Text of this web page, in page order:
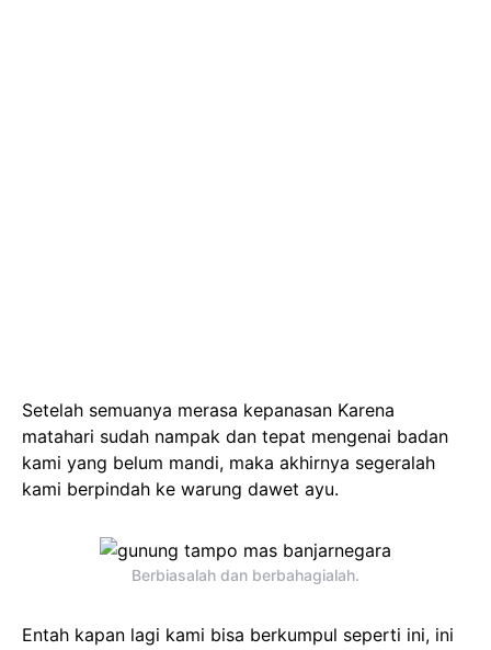
Setelah semuanya merasa kepanasan Karena
matahari sudah nampak dan tepat mengenai badan
kami yang belum mandi, maka akhirnya segeralah
kami berpindah ke warung dawet ayu.
Berbiasalah dan berbahagialah.
Entah kapan lagi kami bisa berkumpul seperti ini, ini